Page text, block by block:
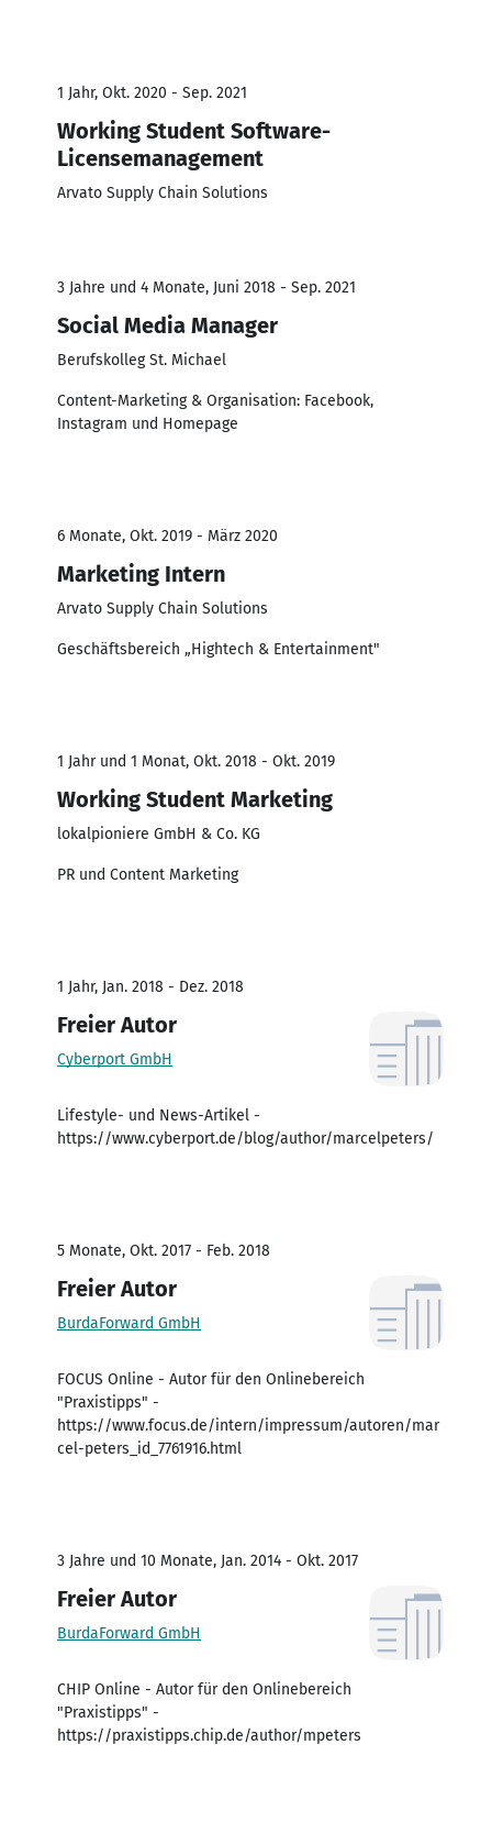
1 Jahr, Okt. 2020 - Sep. 2021
Working Student Software-
Licensemanagement
Arvato Supply Chain Solutions
3 Jahre und 4 Monate, Juni 2018 - Sep. 2021
Social Media Manager
Berufskolleg St. Michael
Content-Marketing & Organisation: Facebook,
Instagram und Homepage
6 Monate, Okt. 2019 - März 2020
Marketing Intern
Arvato Supply Chain Solutions
Geschäftsbereich „Hightech & Entertainment"
1 Jahr und 1 Monat, Okt. 2018 - Okt. 2019
Working Student Marketing
lokalpioniere GmbH & Co. KG
PR und Content Marketing
1 Jahr, Jan. 2018 - Dez. 2018
Freier Autor
Cyberport GmbH
Lifestyle- und News-Artikel -
https://www.cyberport.de/blog/author/marcelpeters/
5 Monate, Okt. 2017 - Feb. 2018
Freier Autor
BurdaForward GmbH
FOCUS Online - Autor für den Onlinebereich
"Praxistipps" -
https://www.focus.de/intern/impressum/autoren/mar
cel-peters_id_7761916.html
3 Jahre und 10 Monate, Jan. 2014 - Okt. 2017
Freier Autor
BurdaForward GmbH
CHIP Online - Autor für den Onlinebereich
"Praxistipps" -
https://praxistipps.chip.de/author/mpeters